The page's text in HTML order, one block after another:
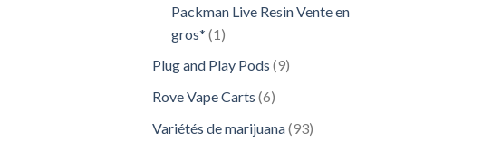
produits
Packman Live Resin Vente en
gros* 11
Plug and Play Pods 99
Rove Vape Carts 66
Variétés de marijuana 9393